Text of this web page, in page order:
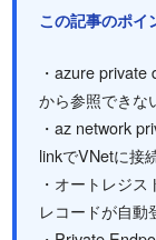
この記事のポイ
・azure
から参照できな
・az network
linkでVNetに接
・オートレジ
レコードが自動